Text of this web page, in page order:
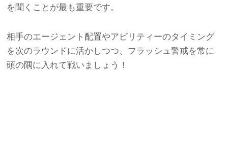
を聞くことが最も重要です。
相手のエージェント配置やアビリティーのタイミング
を次のラウンドに活かしつつ、フラッシュ警戒を常に
頭の隅に入れて戦いましょう！